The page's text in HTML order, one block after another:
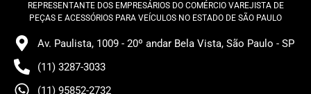
REPRESENTANTE DOS EMPRESÁRIOS DO COMÉRCIO VAREJISTA DE
PEÇAS E ACESSÓRIOS PARA VEÍCULOS NO ESTADO DE SÃO PAULO
Av. Paulista, 1009 - 20º andar Bela Vista, São Paulo - SP
(11) 3287-3033
(11) 95852-2732